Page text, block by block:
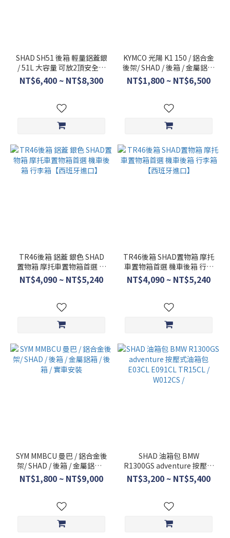
+E03CL
PRO
(4)
YAMAHA
底座
+E03CL
底座
+E09CL
PRO (4)
+TR15CL
看
更
SHAD SH51 後箱 輕量鋁蓋銀
/ 51L 大容量 可放2頂安全帽
機車行李箱 / 雙帽大空間 / 機
車後箱
NT$6,400 ~ NT$8,300
KYMCO 光陽 K1 150 / 鋁合金
後架/ SHAD / 後箱 / 金屬鋁箱
/ 後箱 / 實車安裝
NT$1,800 ~ NT$6,500
TR46後箱 鋁蓋 銀色 SHAD
置物箱 摩托車置物箱首選 機
車後箱 行李箱【西班牙進
口】
NT$4,090 ~ NT$5,240
TR46後箱 SHAD置物箱 摩托
車置物箱首選 機車後箱 行李
箱【西班牙進口】
NT$4,090 ~ NT$5,240
SYM MMBCU 曼巴 / 鋁合金後
架/ SHAD / 後箱 / 金屬鋁箱 /
後箱 / 實車安裝
NT$1,800 ~ NT$9,000
SHAD 油箱包 BMW
R1300GS adventure 按壓式
油箱包 E03CL E091CL
TR15CL / W012CS /
NT$3,200 ~ NT$5,400